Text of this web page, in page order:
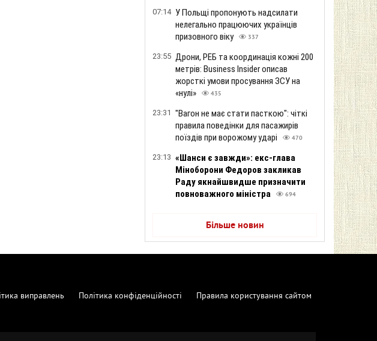
07:14 У Польщі пропонують надсилати
нелегально працюючих українців
призовного віку
337
23:55 Дрони, РЕБ та координація кожні 200
метрів: Business Insider описав
жорсткі умови просування ЗСУ на
«нулі»
435
23:31 "Вагон не має стати пасткою": чіткі
правила поведінки для пасажирів
поїздів при ворожому ударі
470
23:13 «Шанси є завжди»: екс-глава
Міноборони Федоров закликав
Раду якнайшвидше призначити
повноважного міністра
694
Більше новин
виправлень Політика конфіденційності Правила користування сайтом